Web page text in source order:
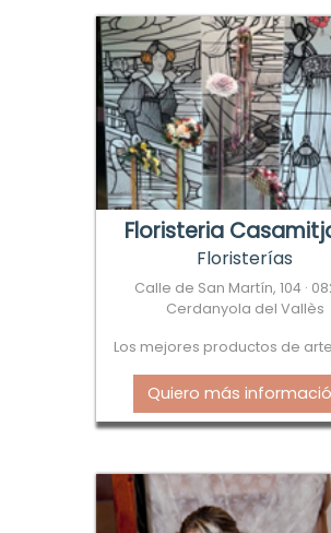
Floristeria
Floristerías
Calle de San Martín, 104 ·
Cerdanyola del Vallès
Los mejores productos de
Quiero más